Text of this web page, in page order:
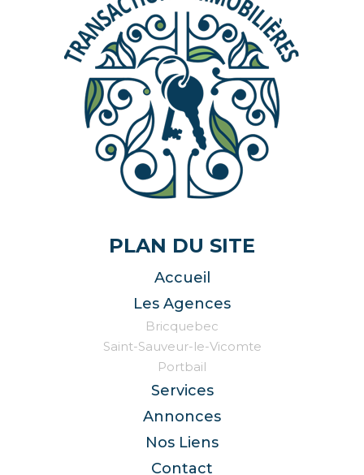
PLAN DU SITE
Accueil
Les Agences
Bricquebec
Saint-Sauveur-le-Vicomte
Portbail
Services
Annonces
Nos Liens
Contact